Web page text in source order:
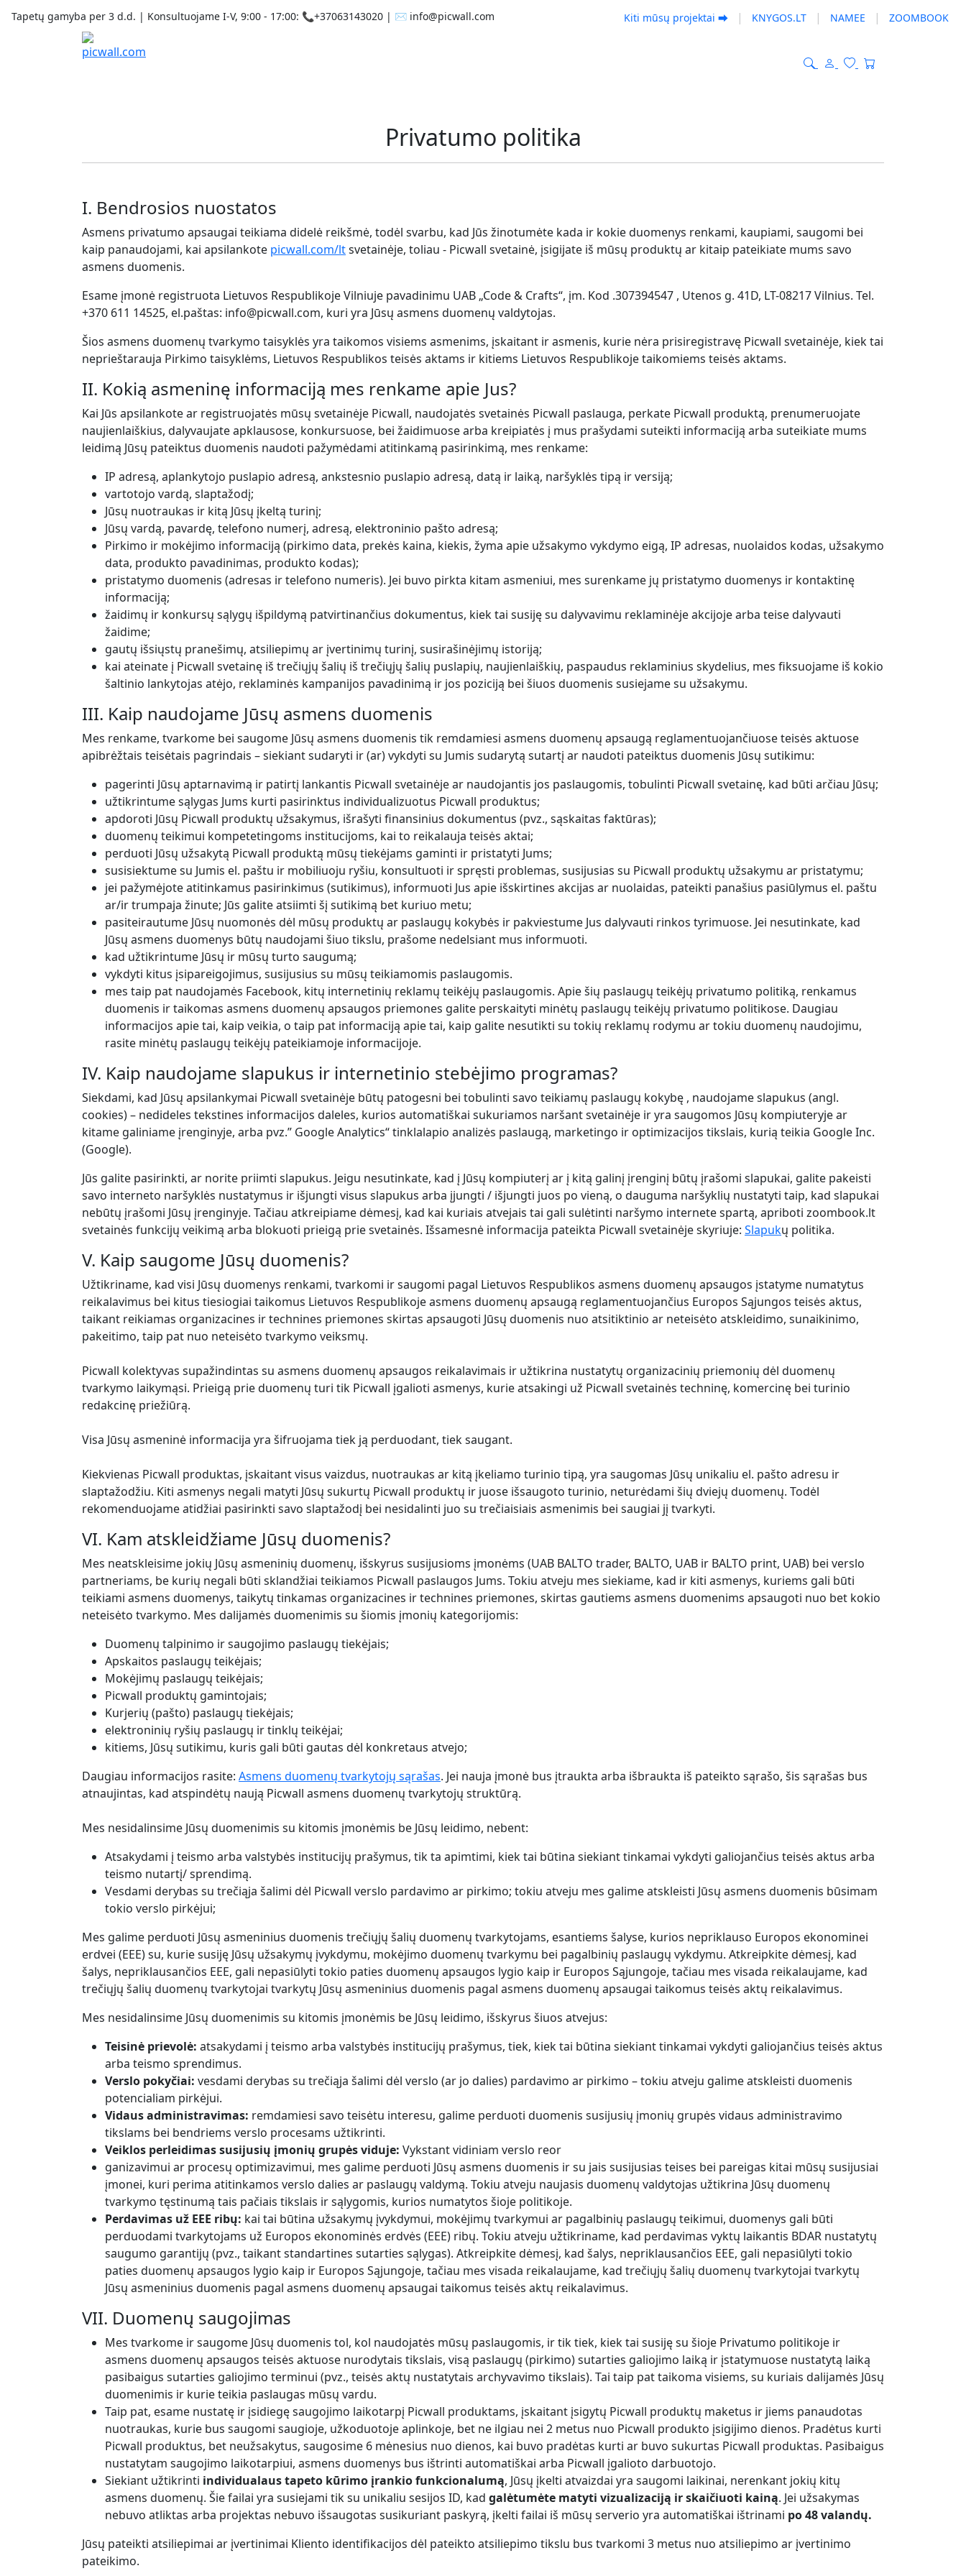
Tapetų gamyba per 3 d.d. | Konsultuojame I-V, 9:00 - 17:00: 📞+37063143020 | ✉️ info@picwall.com Kiti mūsų projektai ⮕ | KNYGOS.LT | NAMEE | ZOOMBOOK
Privatumo politika
I. Bendrosios nuostatos
Asmens privatumo apsaugai teikiama didelė reikšmė, todėl svarbu, kad Jūs žinotumėte kada ir kokie duomenys renkami, kaupiami, saugomi bei
kaip panaudojami, kai apsilankote picwall.com/ltsvetainėje, toliau - Picwall svetainė, įsigijate iš mūsų produktų ar kitaip pateikiate mums savo
asmens duomenis.
Esame įmonė registruota Lietuvos Respublikoje Vilniuje pavadinimu UAB „Code & Crafts“, įm. Kod .307394547 , Utenos g. 41D, LT-08217 Vilnius. Tel.
+370 611 14525, el.paštas: info@picwall.com, kuri yra Jūsų asmens duomenų valdytojas.
Šios asmens duomenų tvarkymo taisyklės yra taikomos visiems asmenims, įskaitant ir asmenis, kurie nėra prisiregistravę Picwall svetainėje, kiek tai
neprieštarauja Pirkimo taisyklėms, Lietuvos Respublikos teisės aktams ir kitiems Lietuvos Respublikoje taikomiems teisės aktams.
II. Kokią asmeninę informaciją mes renkame apie Jus?
Kai Jūs apsilankote ar registruojatės mūsų svetainėje Picwall, naudojatės svetainės Picwall paslauga, perkate Picwall produktą, prenumeruojate
naujienlaiškius, dalyvaujate apklausose, konkursuose, bei žaidimuose arba kreipiatės į mus prašydami suteikti informaciją arba suteikiate mums
leidimą Jūsų pateiktus duomenis naudoti pažymėdami atitinkamą pasirinkimą, mes renkame:
IP adresą, aplankytojo puslapio adresą, ankstesnio puslapio adresą, datą ir laiką, naršyklės tipą ir versiją;
vartotojo vardą, slaptažodį;
Jūsų nuotraukas ir kitą Jūsų įkeltą turinį;
Jūsų vardą, pavardę, telefono numerį, adresą, elektroninio pašto adresą;
Pirkimo ir mokėjimo informaciją (pirkimo data, prekės kaina, kiekis, žyma apie užsakymo vykdymo eigą, IP adresas, nuolaidos kodas, užsakymo
data, produkto pavadinimas, produkto kodas);
pristatymo duomenis (adresas ir telefono numeris). Jei buvo pirkta kitam asmeniui, mes surenkame jų pristatymo duomenys ir kontaktinę
informaciją;
žaidimų ir konkursų sąlygų išpildymą patvirtinančius dokumentus, kiek tai susiję su dalyvavimu reklaminėje akcijoje arba teise dalyvauti
žaidime;
gautų išsiųstų pranešimų, atsiliepimų ar įvertinimų turinį, susirašinėjimų istoriją;
kai ateinate į Picwall svetainę iš trečiųjų šalių iš trečiųjų šalių puslapių, naujienlaiškių, paspaudus reklaminius skydelius, mes fiksuojame iš kokio
šaltinio lankytojas atėjo, reklaminės kampanijos pavadinimą ir jos poziciją bei šiuos duomenis susiejame su užsakymu.
III. Kaip naudojame Jūsų asmens duomenis
Mes renkame, tvarkome bei saugome Jūsų asmens duomenis tik remdamiesi asmens duomenų apsaugą reglamentuojančiuose teisės aktuose
apibrėžtais teisėtais pagrindais – siekiant sudaryti ir (ar) vykdyti su Jumis sudarytą sutartį ar naudoti pateiktus duomenis Jūsų sutikimu:
pagerinti Jūsų aptarnavimą ir patirtį lankantis Picwall svetainėje ar naudojantis jos paslaugomis, tobulinti Picwall svetainę, kad būti arčiau Jūsų;
užtikrintume sąlygas Jums kurti pasirinktus individualizuotus Picwall produktus;
apdoroti Jūsų Picwall produktų užsakymus, išrašyti finansinius dokumentus (pvz., sąskaitas faktūras);
duomenų teikimui kompetetingoms institucijoms, kai to reikalauja teisės aktai;
perduoti Jūsų užsakytą Picwall produktą mūsų tiekėjams gaminti ir pristatyti Jums;
susisiektume su Jumis el. paštu ir mobiliuoju ryšiu, konsultuoti ir spręsti problemas, susijusias su Picwall produktų užsakymu ar pristatymu;
jei pažymėjote atitinkamus pasirinkimus (sutikimus), informuoti Jus apie išskirtines akcijas ar nuolaidas, pateikti panašius pasiūlymus el. paštu
ar/ir trumpaja žinute; Jūs galite atsiimti šį sutikimą bet kuriuo metu;
pasiteirautume Jūsų nuomonės dėl mūsų produktų ar paslaugų kokybės ir pakviestume Jus dalyvauti rinkos tyrimuose. Jei nesutinkate, kad
Jūsų asmens duomenys būtų naudojami šiuo tikslu, prašome nedelsiant mus informuoti.
kad užtikrintume Jūsų ir mūsų turto saugumą;
vykdyti kitus įsipareigojimus, susijusius su mūsų teikiamomis paslaugomis.
mes taip pat naudojamės Facebook, kitų internetinių reklamų teikėjų paslaugomis. Apie šių paslaugų teikėjų privatumo politiką, renkamus
duomenis ir taikomas asmens duomenų apsaugos priemones galite perskaityti minėtų paslaugų teikėjų privatumo politikose. Daugiau
informacijos apie tai, kaip veikia, o taip pat informaciją apie tai, kaip galite nesutikti su tokių reklamų rodymu ar tokiu duomenų naudojimu,
rasite minėtų paslaugų teikėjų pateikiamoje informacijoje.
IV. Kaip naudojame slapukus ir internetinio stebėjimo programas?
Siekdami, kad Jūsų apsilankymai Picwall svetainėje būtų patogesni bei tobulinti savo teikiamų paslaugų kokybę , naudojame slapukus (angl.
cookies) – nedideles tekstines informacijos daleles, kurios automatiškai sukuriamos naršant svetainėje ir yra saugomos Jūsų kompiuteryje ar
kitame galiniame įrenginyje, arba pvz.” Google Analytics“ tinklalapio analizės paslaugą, marketingo ir optimizacijos tikslais, kurią teikia Google Inc.
(Google).
Jūs galite pasirinkti, ar norite priimti slapukus. Jeigu nesutinkate, kad į Jūsų kompiuterį ar į kitą galinį įrenginį būtų įrašomi slapukai, galite pakeisti
savo interneto naršyklės nustatymus ir išjungti visus slapukus arba įjungti / išjungti juos po vieną, o dauguma naršyklių nustatyti taip, kad slapukai
nebūtų įrašomi Jūsų įrenginyje. Tačiau atkreipiame dėmesį, kad kai kuriais atvejais tai gali sulėtinti naršymo internete spartą, apriboti zoombook.lt
svetainės funkcijų veikimą arba blokuoti prieigą prie svetainės. Išsamesnė informacija pateikta Picwall svetainėje skyriuje: Slapukų politika.
V. Kaip saugome Jūsų duomenis?
Užtikriname, kad visi Jūsų duomenys renkami, tvarkomi ir saugomi pagal Lietuvos Respublikos asmens duomenų apsaugos įstatyme numatytus
reikalavimus bei kitus tiesiogiai taikomus Lietuvos Respublikoje asmens duomenų apsaugą reglamentuojančius Europos Sąjungos teisės aktus,
taikant reikiamas organizacines ir technines priemones skirtas apsaugoti Jūsų duomenis nuo atsitiktinio ar neteisėto atskleidimo, sunaikinimo,
pakeitimo, taip pat nuo neteisėto tvarkymo veiksmų.
Picwall kolektyvas supažindintas su asmens duomenų apsaugos reikalavimais ir užtikrina nustatytų organizacinių priemonių dėl duomenų
tvarkymo laikymąsi. Prieigą prie duomenų turi tik Picwall įgalioti asmenys, kurie atsakingi už Picwall svetainės techninę, komercinę bei turinio
redakcinę priežiūrą.
Visa Jūsų asmeninė informacija yra šifruojama tiek ją perduodant, tiek saugant.
Kiekvienas Picwall produktas, įskaitant visus vaizdus, nuotraukas ar kitą įkeliamo turinio tipą, yra saugomas Jūsų unikaliu el. pašto adresu ir
slaptažodžiu. Kiti asmenys negali matyti Jūsų sukurtų Picwall produktų ir juose išsaugoto turinio, neturėdami šių dviejų duomenų. Todėl
rekomenduojame atidžiai pasirinkti savo slaptažodį bei nesidalinti juo su trečiaisiais asmenimis bei saugiai jį tvarkyti.
VI. Kam atskleidžiame Jūsų duomenis?
Mes neatskleisime jokių Jūsų asmeninių duomenų, išskyrus susijusioms įmonėms (UAB BALTO trader, BALTO, UAB ir BALTO print, UAB) bei verslo
partneriams, be kurių negali būti sklandžiai teikiamos Picwall paslaugos Jums. Tokiu atveju mes siekiame, kad ir kiti asmenys, kuriems gali būti
teikiami asmens duomenys, taikytų tinkamas organizacines ir technines priemones, skirtas gautiems asmens duomenims apsaugoti nuo bet kokio
neteisėto tvarkymo. Mes dalijamės duomenimis su šiomis įmonių kategorijomis:
Duomenų talpinimo ir saugojimo paslaugų tiekėjais;
Apskaitos paslaugų teikėjais;
Mokėjimų paslaugų teikėjais;
Picwall produktų gamintojais;
Kurjerių (pašto) paslaugų tiekėjais;
elektroninių ryšių paslaugų ir tinklų teikėjai;
kitiems, Jūsų sutikimu, kuris gali būti gautas dėl konkretaus atvejo;
Daugiau informacijos rasite: Asmens duomenų tvarkytojų sąrašas. Jei nauja įmonė bus įtraukta arba išbraukta iš pateikto sąrašo, šis sąrašas bus
atnaujintas, kad atspindėtų naują Picwall asmens duomenų tvarkytojų struktūrą.
Mes nesidalinsime Jūsų duomenimis su kitomis įmonėmis be Jūsų leidimo, nebent:
Atsakydami į teismo arba valstybės institucijų prašymus, tik ta apimtimi, kiek tai būtina siekiant tinkamai vykdyti galiojančius teisės aktus arba
teismo nutartį/ sprendimą.
Vesdami derybas su trečiąja šalimi dėl Picwall verslo pardavimo ar pirkimo; tokiu atveju mes galime atskleisti Jūsų asmens duomenis būsimam
tokio verslo pirkėjui;
Mes galime perduoti Jūsų asmeninius duomenis trečiųjų šalių duomenų tvarkytojams, esantiems šalyse, kurios nepriklauso Europos ekonominei
erdvei (EEE) su, kurie susiję Jūsų užsakymų įvykdymu, mokėjimo duomenų tvarkymu bei pagalbinių paslaugų vykdymu. Atkreipkite dėmesį, kad
šalys, nepriklausančios EEE, gali nepasiūlyti tokio paties duomenų apsaugos lygio kaip ir Europos Sąjungoje, tačiau mes visada reikalaujame, kad
trečiųjų šalių duomenų tvarkytojai tvarkytų Jūsų asmeninius duomenis pagal asmens duomenų apsaugai taikomus teisės aktų reikalavimus.
Mes nesidalinsime Jūsų duomenimis su kitomis įmonėmis be Jūsų leidimo, išskyrus šiuos atvejus:
Teisinė prievolė: atsakydami į teismo arba valstybės institucijų prašymus, tiek, kiek tai būtina siekiant tinkamai vykdyti galiojančius teisės aktus
arba teismo sprendimus.
Verslo pokyčiai: vesdami derybas su trečiąja šalimi dėl verslo (ar jo dalies) pardavimo ar pirkimo – tokiu atveju galime atskleisti duomenis
potencialiam pirkėjui.
Vidaus administravimas: remdamiesi savo teisėtu interesu, galime perduoti duomenis susijusių įmonių grupės vidaus administravimo
tikslams bei bendriems verslo procesams užtikrinti.
Veiklos perleidimas susijusių įmonių grupės viduje: Vykstant vidiniam verslo reor
ganizavimui ar procesų optimizavimui, mes galime perduoti Jūsų asmens duomenis ir su jais susijusias teises bei pareigas kitai mūsų susijusiai
įmonei, kuri perima atitinkamos verslo dalies ar paslaugų valdymą. Tokiu atveju naujasis duomenų valdytojas užtikrina Jūsų duomenų
tvarkymo tęstinumą tais pačiais tikslais ir sąlygomis, kurios numatytos šioje politikoje.
Perdavimas už EEE ribų: kai tai būtina užsakymų įvykdymui, mokėjimų tvarkymui ar pagalbinių paslaugų teikimui, duomenys gali būti
perduodami tvarkytojams už Europos ekonominės erdvės (EEE) ribų. Tokiu atveju užtikriname, kad perdavimas vyktų laikantis BDAR nustatytų
saugumo garantijų (pvz., taikant standartines sutarties sąlygas). Atkreipkite dėmesį, kad šalys, nepriklausančios EEE, gali nepasiūlyti tokio
paties duomenų apsaugos lygio kaip ir Europos Sąjungoje, tačiau mes visada reikalaujame, kad trečiųjų šalių duomenų tvarkytojai tvarkytų
Jūsų asmeninius duomenis pagal asmens duomenų apsaugai taikomus teisės aktų reikalavimus.
VII. Duomenų saugojimas
Mes tvarkome ir saugome Jūsų duomenis tol, kol naudojatės mūsų paslaugomis, ir tik tiek, kiek tai susiję su šioje Privatumo politikoje ir
asmens duomenų apsaugos teisės aktuose nurodytais tikslais, visą paslaugų (pirkimo) sutarties galiojimo laiką ir įstatymuose nustatytą laiką
pasibaigus sutarties galiojimo terminui (pvz., teisės aktų nustatytais archyvavimo tikslais). Tai taip pat taikoma visiems, su kuriais dalijamės Jūsų
duomenimis ir kurie teikia paslaugas mūsų vardu.
Taip pat, esame nustatę ir įsidiegę saugojimo laikotarpį Picwall produktams, įskaitant įsigytų Picwall produktų maketus ir jiems panaudotas
nuotraukas, kurie bus saugomi saugioje, užkoduotoje aplinkoje, bet ne ilgiau nei 2 metus nuo Picwall produkto įsigijimo dienos. Pradėtus kurti
Picwall produktus, bet neužsakytus, saugosime 6 mėnesius nuo dienos, kai buvo pradėtas kurti ar buvo sukurtas Picwall produktas. Pasibaigus
nustatytam saugojimo laikotarpiui, asmens duomenys bus ištrinti automatiškai arba Picwall įgalioto darbuotojo.
Siekiant užtikrinti individualaus tapeto kūrimo įrankio funkcionalumą, Jūsų įkelti atvaizdai yra saugomi laikinai, nerenkant jokių kitų
asmens duomenų. Šie failai yra susiejami tik su unikaliu sesijos ID, kad galėtumėte matyti vizualizaciją ir skaičiuoti kainą. Jei užsakymas
nebuvo atliktas arba projektas nebuvo išsaugotas susikuriant paskyrą, įkelti failai iš mūsų serverio yra automatiškai ištrinami po 48 valandų.
Jūsų pateikti atsiliepimai ar įvertinimai Kliento identifikacijos dėl pateikto atsiliepimo tikslu bus tvarkomi 3 metus nuo atsiliepimo ar įvertinimo
pateikimo.